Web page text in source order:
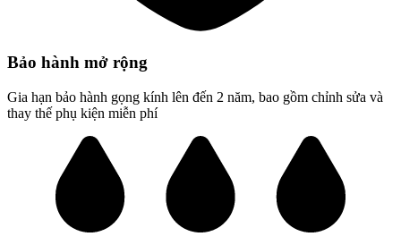
Bảo hành mở rộng
Gia hạn bảo hành gọng kính lên đến 2 năm, bao gồm chỉnh sửa và
thay thế phụ kiện miễn phí